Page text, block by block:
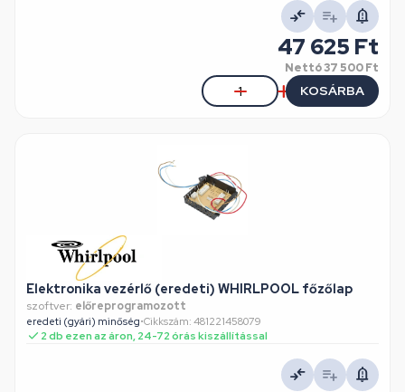
47 625 Ft
Nettó37 500 Ft
KOSÁRBA
Elektronika vezérlő (eredeti) WHIRLPOOL főzőlap
szoftver: előreprogramozott
eredeti (gyári) minőség•Cikkszám: 481221458079
2 db ezen az áron, 24-72 órás kiszállítással